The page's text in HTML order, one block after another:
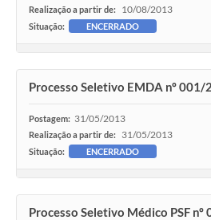
Realização a partir de: 10/08/2013
Situação: ENCERRADO
Processo Seletivo EMDA nº 001/
Postagem: 31/05/2013
Realização a partir de: 31/05/2013
Situação: ENCERRADO
Processo Seletivo Médico PSF